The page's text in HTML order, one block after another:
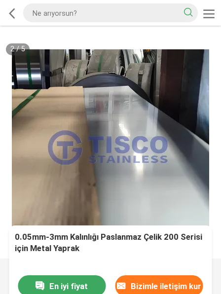
2/5
0.05mm-3mm Kalınlığı Paslanmaz Çelik 200 Serisi
için Metal Yaprak
En iyi fiyat Bizimle iletişim kur